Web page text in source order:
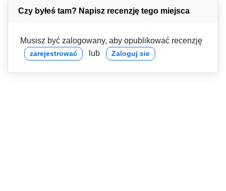
Czy byłeś tam? Napisz recenzję tego miejsca
Musisz być zalogowany, aby opublikować recenzję
zarejestrować lub Zaloguj sie